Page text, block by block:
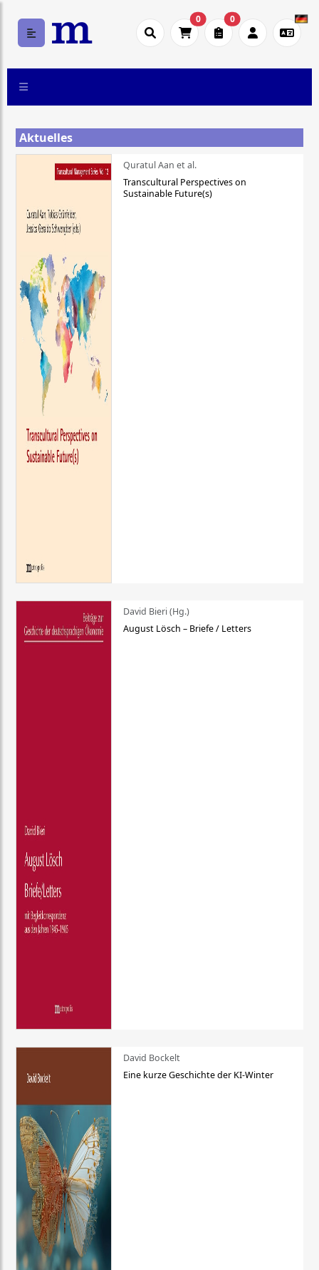
0 0
Aktuelles
Quratul Aan et al.
Transcultural Perspectives on
Sustainable Future(s)
David Bieri (Hg.)
August Lösch – Briefe / Letters
David Bockelt
Eine kurze Geschichte der KI-Winter